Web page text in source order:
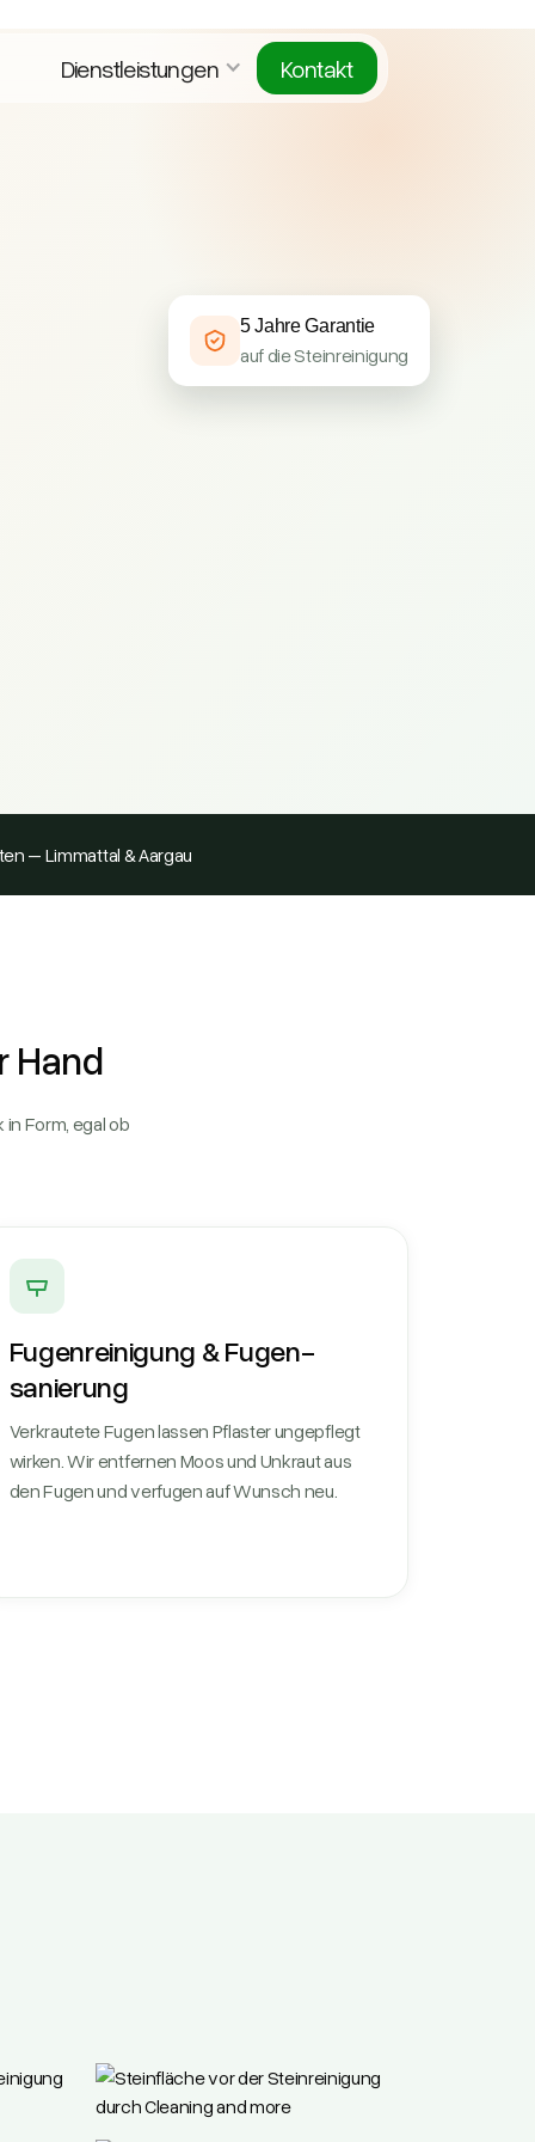
Dienstleistungen Kontakt
5 Jahre Garantie
auf die Steinreinigung
– Limmattal & Aargau
Hand
Form, egal ob
Fugen­reinigung & Fugen­
sanierung
Verkrautete Fugen lassen Pflaster ungepflegt
wirken. Wir entfernen Moos und Unkraut aus
den Fugen und verfugen auf Wunsch neu.